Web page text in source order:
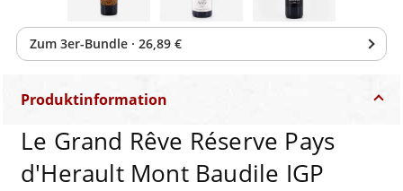
Zum 3er-Bundle · 26,89 €
Produktinformation
Le Grand Rêve Réserve Pays
d'Herault Mont Baudile IGP